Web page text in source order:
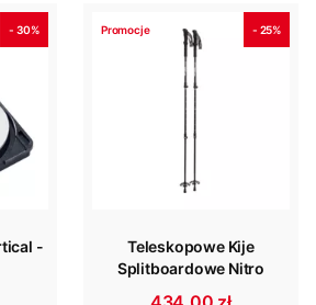
- 30%
-
Promocje - 25%
Teleskopowe Kije
Splitboardowe Nitro